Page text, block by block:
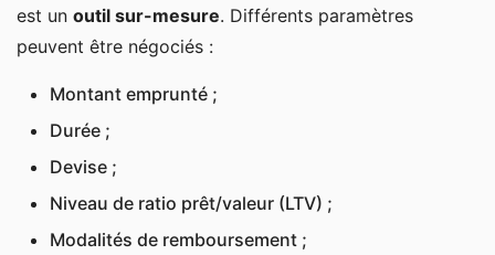
est un outil sur-mesure. Différents paramètres
peuvent être négociés :
Montant emprunté ;
Durée ;
Devise ;
Niveau de ratio prêt/valeur (LTV) ;
Modalités de remboursement ;